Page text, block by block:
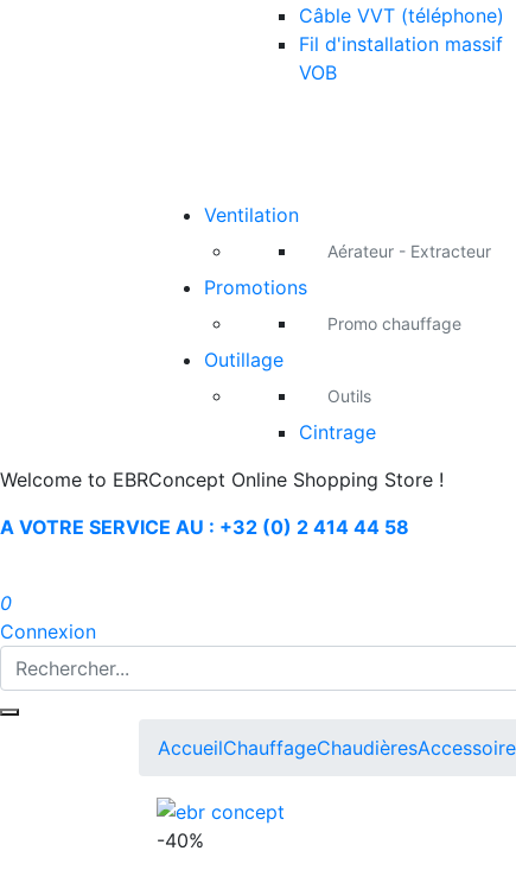
Câble VVT (téléphone)
Fil d'installation massif
VOB
Ventilation
Aérateur - Extracteur
Promotions
Promo chauffage
Outillage
Outils
Cintrage
Welcome to EBRConcept Online Shopping Store !
A VOTRE SERVICE AU : +32 (0) 2 414 44 58
0
Connexion
AccueilChauffageChaudières
-40%